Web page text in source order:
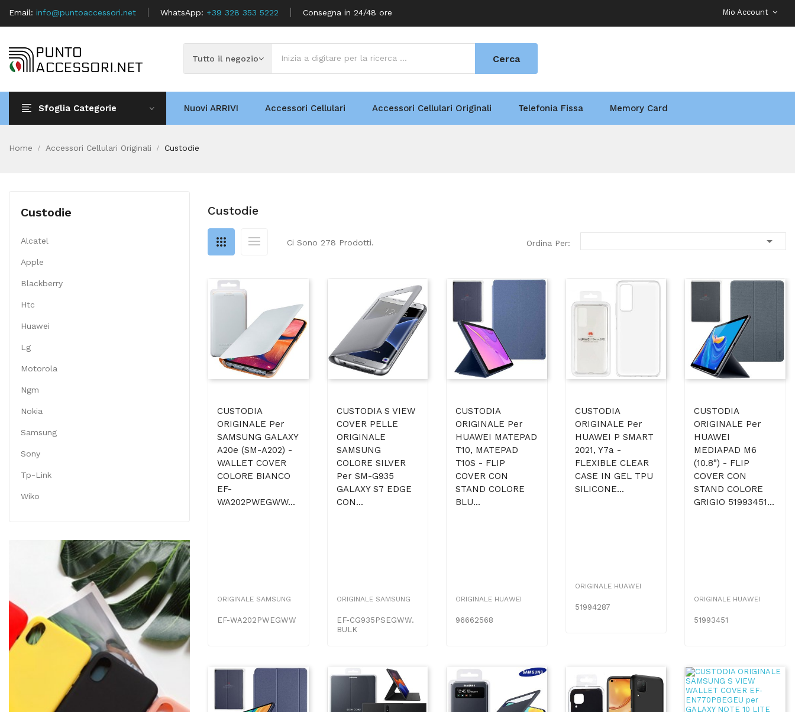
Email: info@puntoaccessori.net WhatsApp: +39 328 353 5222 Consegna in 24/48 ore Mio Account
Cerca
Sfoglia Categorie Nuovi ARRIVI Accessori Cellulari Accessori Cellulari Originali Telefonia Fissa Memory Card
Home Accessori Cellulari Originali Custodie
Custodie
Alcatel
Apple
Blackberry
Htc
Huawei
Lg
Motorola
Ngm
Nokia
Samsung
Sony
Tp-Link
Wiko
Custodie
Ci Sono 278 Prodotti. Ordina Per: 
CUSTODIA
ORIGINALE Per
SAMSUNG GALAXY
A20e (SM-A202) -
WALLET COVER
COLORE BIANCO
EF-
WA202PWEGWW...
ORIGINALE SAMSUNG
EF-WA202PWEGWW
CUSTODIA S VIEW
COVER PELLE
ORIGINALE
SAMSUNG
COLORE SILVER
Per SM-G935
GALAXY S7 EDGE
CON...
ORIGINALE SAMSUNG
EF-CG935PSEGWW.
BULK
CUSTODIA
ORIGINALE Per
HUAWEI MATEPAD
T10, MATEPAD
T10S - FLIP
COVER CON
STAND COLORE
BLU...
ORIGINALE HUAWEI
96662568
CUSTODIA
ORIGINALE Per
HUAWEI P SMART
2021, Y7a -
FLEXIBLE CLEAR
CASE IN GEL TPU
SILICONE...
ORIGINALE HUAWEI
51994287
CUSTODIA
ORIGINALE Per
HUAWEI
MEDIAPAD M6
(10.8") - FLIP
COVER CON
STAND COLORE
GRIGIO 51993451...
ORIGINALE HUAWEI
51993451